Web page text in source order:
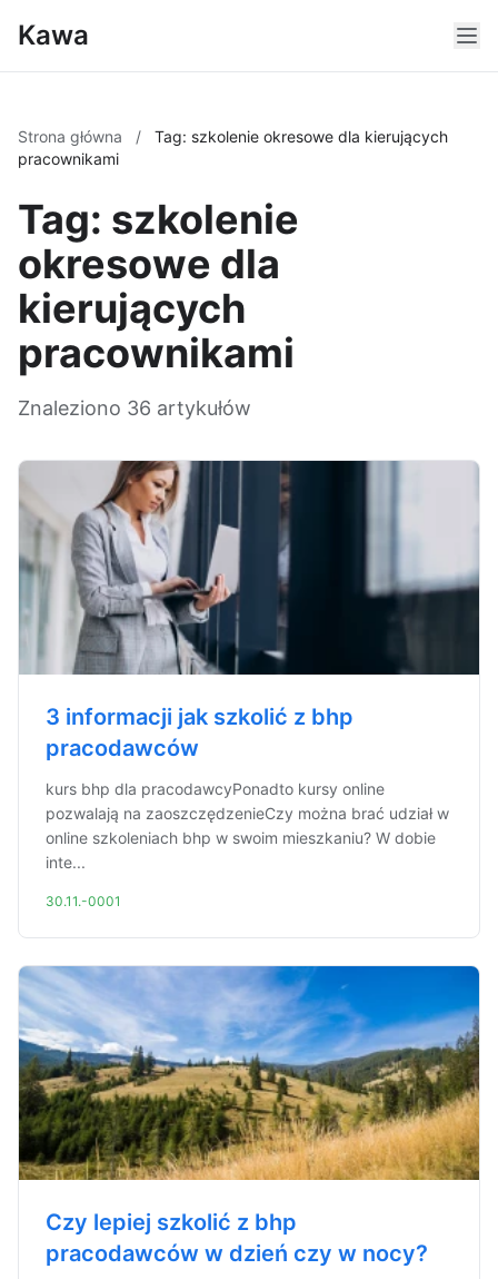
Kawa
Strona główna /
Tag: szkolenie okresowe dla kierujących
pracownikami
Tag: szkolenie
okresowe dla
kierujących
pracownikami
Znaleziono 36 artykułów
3 informacji jak szkolić z bhp
pracodawców
kurs bhp dla pracodawcyPonadto kursy online
pozwalają na zaoszczędzenieCzy można brać udział w
online szkoleniach bhp w swoim mieszkaniu? W dobie
inte...
30.11.-0001
Czy lepiej szkolić z bhp
pracodawców w dzień czy w nocy?